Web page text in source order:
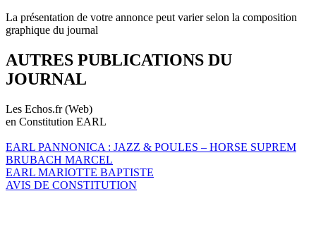
La présentation de votre annonce peut varier selon la composition
graphique du journal
AUTRES PUBLICATIONS DU
JOURNAL
Les Echos.fr (Web)
en Constitution EARL
EARL PANNONICA : JAZZ & POULES – HORSE SUPREM
BRUBACH MARCEL
EARL MARIOTTE BAPTISTE
AVIS DE CONSTITUTION